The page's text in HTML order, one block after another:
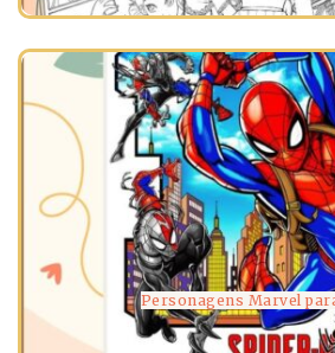
Personagens Marvel